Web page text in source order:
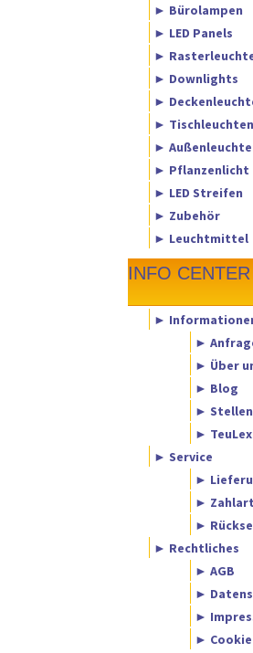
► Bürolampen
► LED Panels
►
► Downlights
►
► Tischleuchten
►
► Pflanzenlicht
► LED Streifen
► Zubehör
► Leuchtmittel
INFO CENTER
►
►
► Über
► Blog
►
►
► Service
►
►
►
► Rechtliches
► AGB
►
►
►